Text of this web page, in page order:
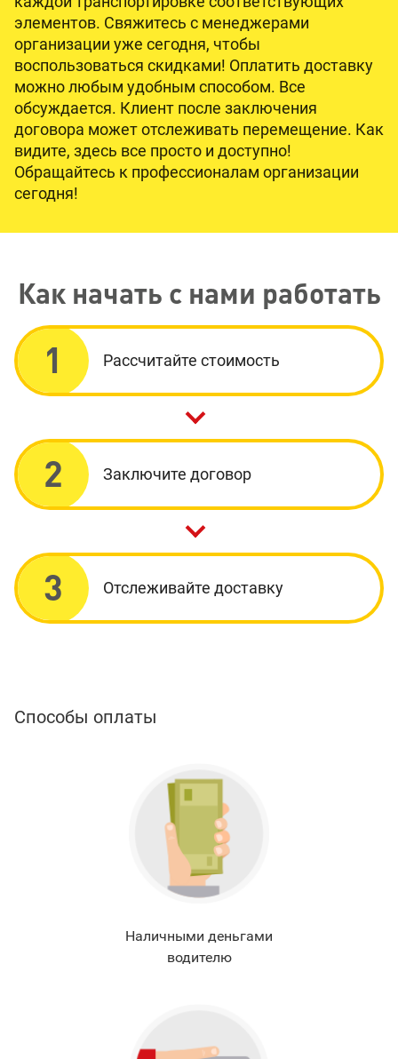
элементов. Свяжитесь с менеджерами
организации уже сегодня, чтобы
воспользоваться скидками! Оплатить доставку
можно любым удобным способом. Все
обсуждается. Клиент после заключения
договора может отслеживать перемещение. Как
видите, здесь все просто и доступно!
Обращайтесь к профессионалам организации
сегодня!
Как начать с нами работать
1 Рассчитайте стоимость
2 Заключите договор
3 Отслеживайте доставку
Способы оплаты
Наличными деньгами
водителю